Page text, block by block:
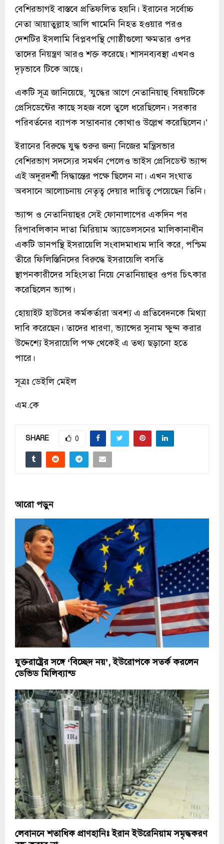
বেশিরভাগই বাস্তবে প্রতিফলিত হয়নি। ইরানের সর্বোচ্চ
নেতা আয়াতুল্লাহ আলি খামেনি নিহত হওয়ার পরও
দেশটির ইসলামি বিপ্লবপন্থি গোষ্ঠীগুলো ক্ষমতার ওপর
তাদের নিয়ন্ত্রণ আরও শক্ত করেছে। শাসনব্যবস্থা এখনও
দৃঢ়ভাবে টিকে আছে।
একটি সূত্র জানিয়েছে, ‘যুদ্ধের আগে নেতানিয়াহু বিষয়টিকে
প্রেসিডেন্টের কাছে সহজ বলে তুলে ধরেছিলেন। সরকার
পরিবর্তনের ব্যাপক সম্ভাবনার কোথাও উল্লেখ করেছিলেন।’
ইরানের বিরুদ্ধে যুদ্ধ শুরুর জন্য নিজের মন্ত্রিসভার
বেশিরভাগ সদস্যের সমর্থন পেলেও ভাইস প্রেসিডেন্ট ভ্যান্স
এই অদূরদর্শী সিদ্ধান্তের পক্ষে ছিলেন না। এখন সংঘাত
অবসানে আলোচনায় নেতৃত্ব দেয়ার দায়িত্ব পেয়েছেন তিনি।
ভ্যান্স ও নেতানিয়াহুর সেই ফোনালাপের একদিন পর
রিপাবলিকান দাতা মিরিয়াম অ্যাডেলসনের মালিকানাধীন
একটি ডানপন্থি ইসরায়েলি সংবাদমাধ্যম দাবি করে, পশ্চিম
তীরে ফিলিস্তিনিদের বিরুদ্ধে ইসরায়েলি বসতি
স্থাপনকারীদের সহিংসতা নিয়ে নেতানিয়াহুর ওপর চিৎকার
করেছিলেন ভ্যান্স।
হোয়াইট হাউসের কর্মকর্তারা অবশ্য এ প্রতিবেদনকে মিথ্যা
দাবি করেছেন। তাদের ধারণা, ভ্যান্সের সুনাম ক্ষুণ্ন করার
উদ্দেশ্যে ইসরায়েলি পক্ষ থেকেই এ তথ্য ছড়ানো হতে
পারে।
সূত্রঃ ডেইলি মেইল
এম.কে
SHARE 0
আরো পড়ুন
যুক্তরাষ্ট্রের সঙ্গে ‘বিচ্ছেদ নয়’, ইউরোপকে সতর্ক করলেন
ডেভিড মিলিব্যান্ড
লেবাননে শতাধিক প্রাণহানিঃ ইরান ইউরেনিয়াম সমৃদ্ধকরণ